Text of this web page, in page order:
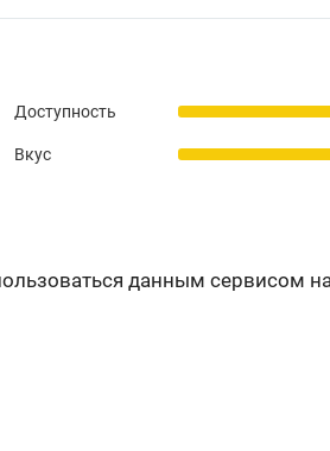
Доступность
Вкус
данным сервисом